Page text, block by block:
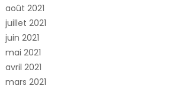
août 2021
juillet 2021
juin 2021
mai 2021
avril 2021
mars 2021